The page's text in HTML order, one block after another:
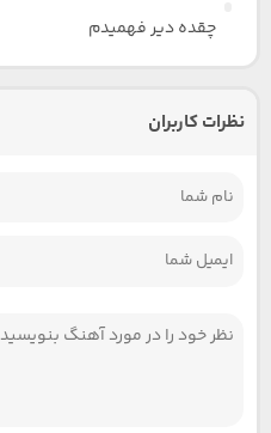
چقده دیر فهمیدم
نظرات کاربران